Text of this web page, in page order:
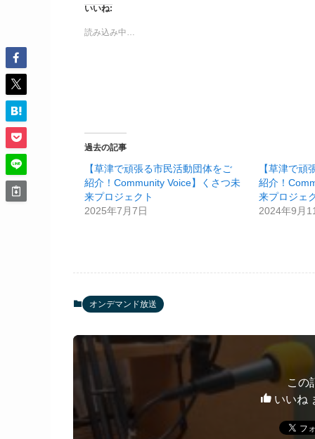
いいね:
読み込み中…
過去の記事
【草津で頑張る市民活動団体をご
紹介！Community Voice】くさつ未
来プロジェクト
2025年7月7日
【草津で頑
紹介！
来プロジェ
2024年9月
オンデマンド放送
この
いいね